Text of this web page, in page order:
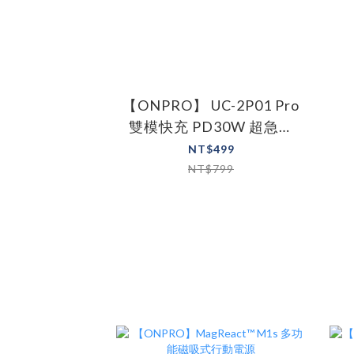
【ONPRO】 UC-2P01 Pro
雙模快充 PD30W 超急速
迷你充電器 [Pro版］
NT$499
NT$799